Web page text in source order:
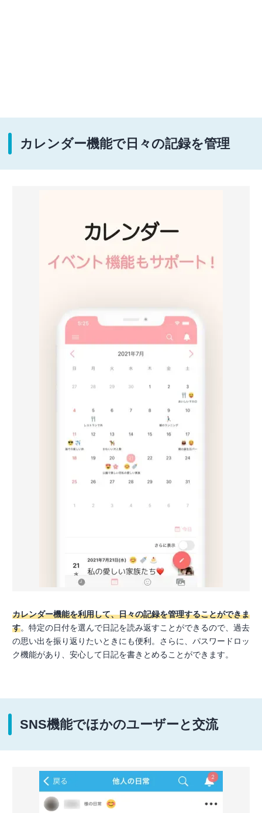
カレンダー機能で日々の記録を管理
カレンダー機能を利用して、日々の記録を管理することができま
す。特定の日付を選んで日記を読み返すことができるので、過去
の思い出を振り返りたいときにも便利。さらに、パスワードロッ
ク機能があり、安心して日記を書きとめることができます。
SNS機能でほかのユーザーと交流